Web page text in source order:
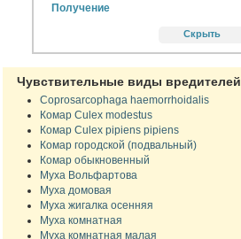
Скрыть
Получение
Чувствительные виды вредителей
Coprosarcophaga haemorrhoidalis
Комар Culex modestus
Комар Culex pipiens pipiens
Комар городской (подвальный)
Комар обыкновенный
Муха Вольфартова
Муха домовая
Муха жигалка осенняя
Муха комнатная
Муха комнатная малая